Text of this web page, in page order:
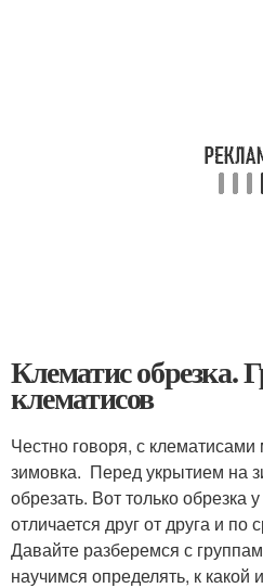
Клематис обрезка.
клематисов
Честно говоря, с
зимовка. Перед укрытием на
обрезать. Вот только обрезка
отличается друг от друга и
Давайте разберемся с
научимся определять, к